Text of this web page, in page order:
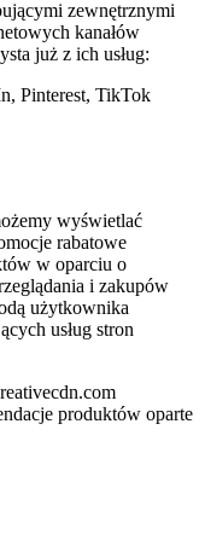
zewnętrznymi
kanałów
już z ich usług:
Pinterest, TikTok
wyświetlać
rabatowe
w oparciu o
i zakupów
użytkownika
usług stron
produktów oparte